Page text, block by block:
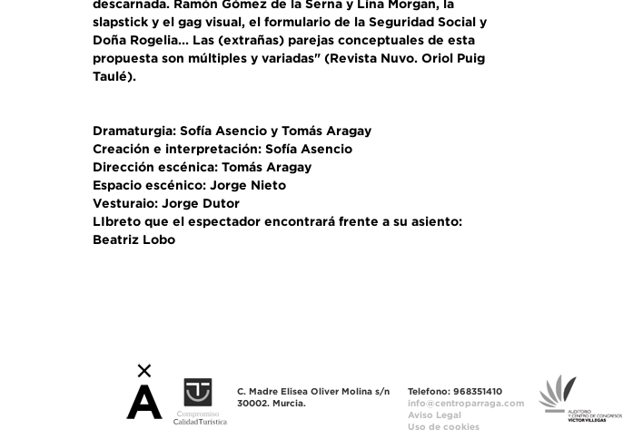
descarnada. Ramón Gómez de la Serna y Lina Morgan, la
slapstick y el gag visual, el formulario de la Seguridad Social y
Doña Rogelia... Las (extrañas) parejas conceptuales de esta
propuesta son múltiples y variadas" (Revista Nuvo. Oriol Puig
Taulé).
Dramaturgia: Sofía Asencio y Tomás Aragay
Creación e interpretación: Sofía Asencio
Dirección escénica: Tomás Aragay
Espacio escénico: Jorge Nieto
Vesturaio: Jorge Dutor
LIbreto que el espectador encontrará frente a su asiento:
Beatriz Lobo
C. Madre Elisea Oliver Molina s/n
30002. Murcia.
Telefono: 968351410
info@centroparraga.com
Aviso Legal
Uso de cookies